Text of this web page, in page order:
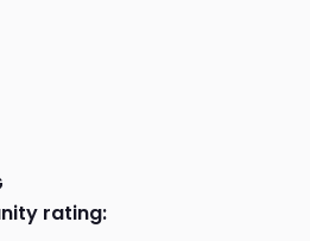
rating: